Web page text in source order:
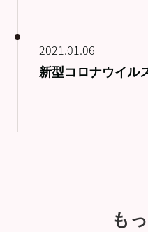
2021.01.06
新型コロナウイル
も